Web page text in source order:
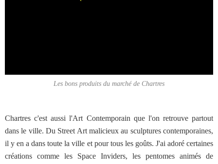
Les bons produits du marché de Chartres
Chartres c'est aussi l'Art Contemporain que l'on retrouve partout
dans le ville. Du Street Art malicieux au sculptures contemporaines,
il y en a dans toute la ville et pour tous les goûts. J'ai adoré certaines
créations comme les Space Inviders, les pentomes animés de